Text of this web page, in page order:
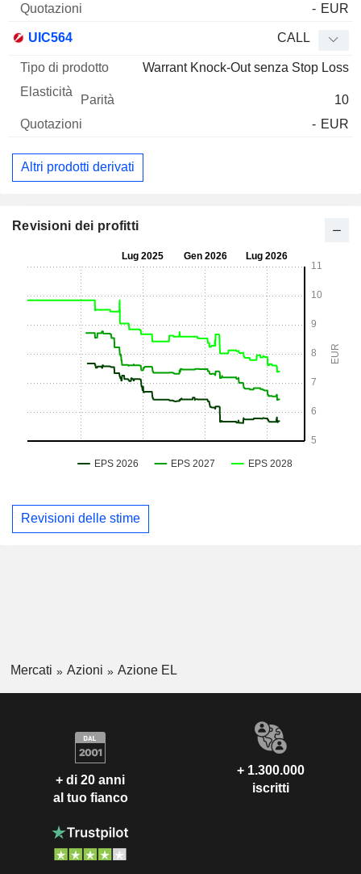
- EUR
UIC564 CALL
Warrant Knock-Out senza Stop Loss
10
- EUR
Altri prodotti derivati
Revisioni dei profitti
Revisioni delle stime
Mercati Azioni Azione EL
+ di 20 anni
al tuo fianco
+ 1.300.000
iscritti